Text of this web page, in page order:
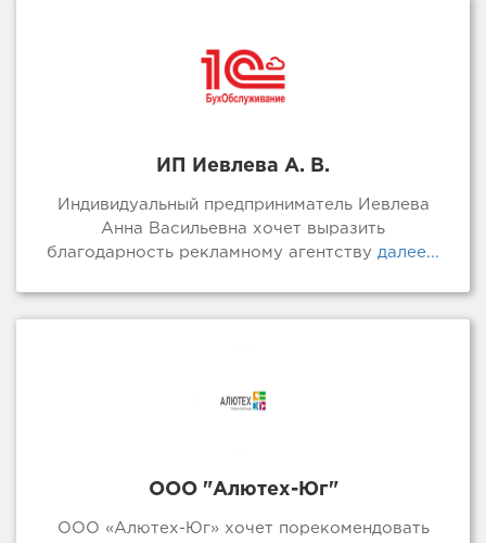
ИП Иевлева А. В.
Индивидуальный предприниматель Иевлева
Анна Васильевна хочет выразить
благодарность рекламному агентству далее...
ООО "Алютех-Юг"
ООО «Алютех-Юг» хочет порекомендовать